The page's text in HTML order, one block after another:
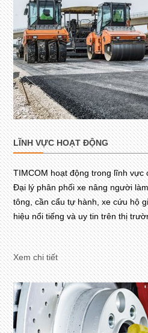
LĨNH VỰC HOẠT ĐỘNG
TIMCOM hoạt động trong lĩnh vực
Đại lý phân phối xe nâng người
tông, cần cẩu tự hành, xe cứu hộ
hiệu nổi tiếng và uy tin trên thị
Xem chi tiết